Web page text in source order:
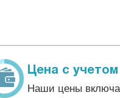
Цена с
Наши цены